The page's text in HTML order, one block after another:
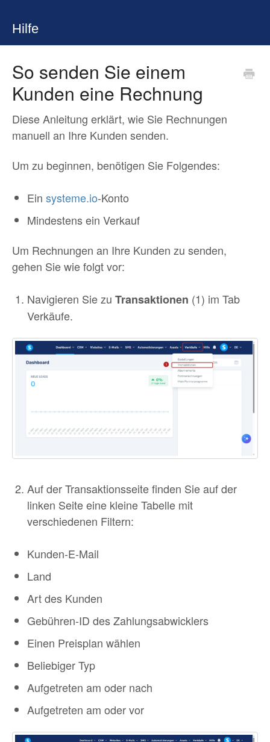
Hilfe
So senden Sie einem
Kunden eine Rechnung
Diese Anleitung erklärt, wie Sie Rechnungen
manuell an Ihre Kunden senden.
Um zu beginnen, benötigen Sie Folgendes:
Ein systeme.io-Konto
Mindestens ein Verkauf
Um Rechnungen an Ihre Kunden zu senden,
gehen Sie wie folgt vor:
Navigieren Sie zu Transaktionen (1) im Tab
Verkäufe.
Auf der Transaktionsseite finden Sie auf der
linken Seite eine kleine Tabelle mit
verschiedenen Filtern:
Kunden-E-Mail
Land
Art des Kunden
Gebühren-ID des Zahlungsabwicklers
Einen Preisplan wählen
Beliebiger Typ
Aufgetreten am oder nach
Aufgetreten am oder vor